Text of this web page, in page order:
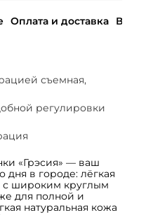
Оплата и доставка Возврат
съемная,
регулировки
«Грэсия» — ваш
дня в городе: лёгкая
с широким круглым
для полной и
натуральная кожа